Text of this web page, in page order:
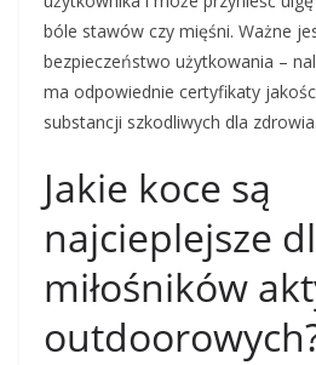
bóle stawów czy mięśni. Ważne
bezpieczeństwo użytkowania –
ma odpowiednie certyfikaty
substancji szkodliwych dla zdrowia.
Jakie koce są
najcieplejsze
miłośników